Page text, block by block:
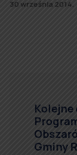
30 września 2014.
Gminy